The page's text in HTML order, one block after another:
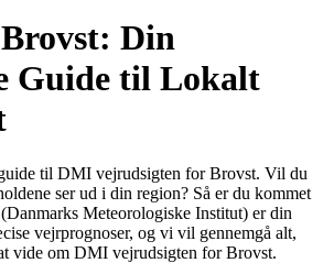
Din
Guide til Lokalt
til DMI vejrudsigten for Brovst. Vil du
ser ud i din region? Så er du kommet
Meteorologiske Institut) er din
vejrprognoser, og vi vil gennemgå alt,
vide om DMI vejrudsigten for Brovst.